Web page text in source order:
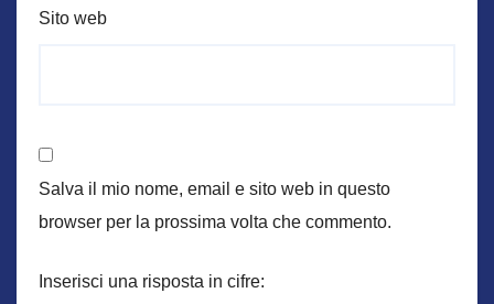
Sito web
Salva il mio nome, email e sito web in questo
browser per la prossima volta che commento.
Inserisci una risposta in cifre: